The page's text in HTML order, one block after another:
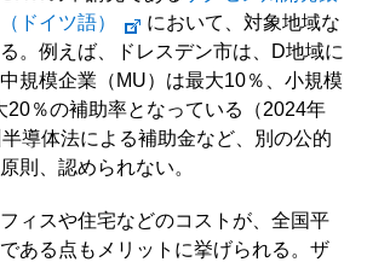
ドイツ語）
において、対象地域な
。例えば、ドレスデン市は、D地域に
規模企業（MU）は最大10％、小規模
20％の補助率となっている（2024年
導体法による補助金など、別の公的
則、認められない。
ィスや住宅などのコストが、全国平
ある点もメリットに挙げられる。ザ